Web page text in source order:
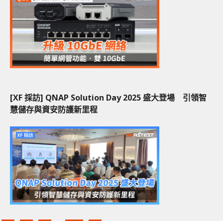
[XF 採訪] QNAP Solution Day 2025 盛大登場 引領智
慧儲存與資安防護新里程